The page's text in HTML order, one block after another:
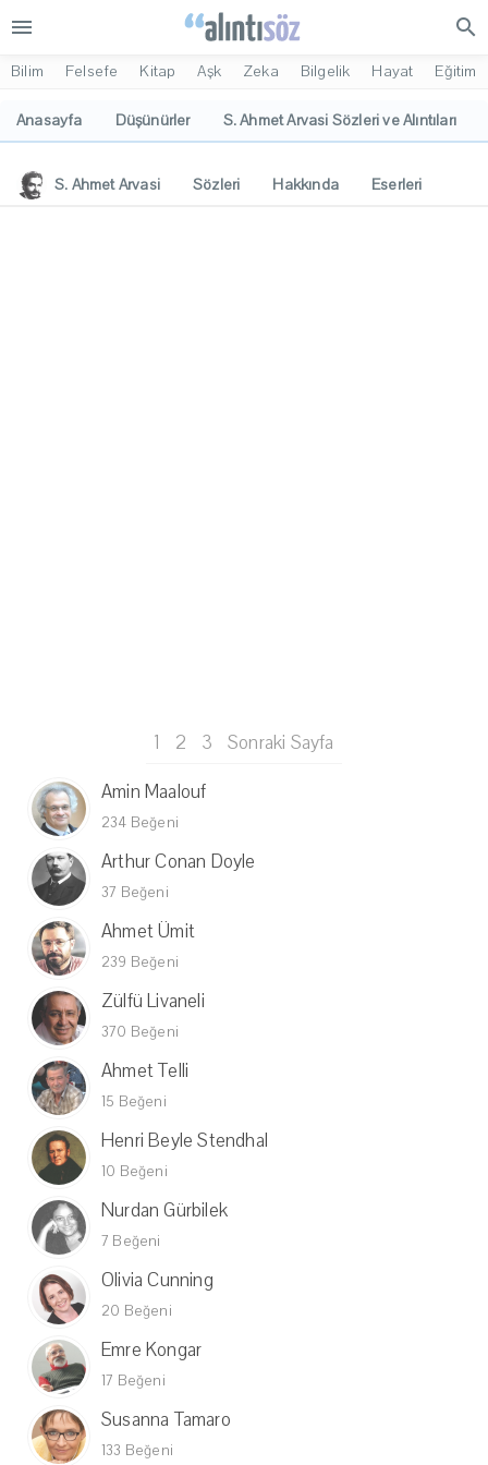
menu search
Bilim Felsefe Kitap Aşk Zeka Bilgelik Hayat Eğitim
Anasayfa Düşünürler S. Ahmet Arvasi Sözleri ve Alıntıları
S. Ahmet Arvasi Sözleri Hakkında
Eserleri
1 2 3
Sonraki Sayfa
Amin Maalouf
234 Beğeni
Arthur Conan Doyle
37 Beğeni
Ahmet Ümit
239 Beğeni
Zülfü Livaneli
370 Beğeni
Ahmet Telli
15 Beğeni
Henri Beyle Stendhal
10 Beğeni
Nurdan Gürbilek
7 Beğeni
Olivia Cunning
20 Beğeni
Emre Kongar
17 Beğeni
Susanna Tamaro
133 Beğeni